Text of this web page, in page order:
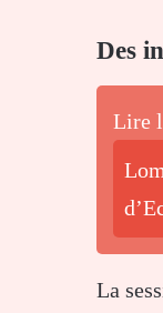
Des
Lire
La